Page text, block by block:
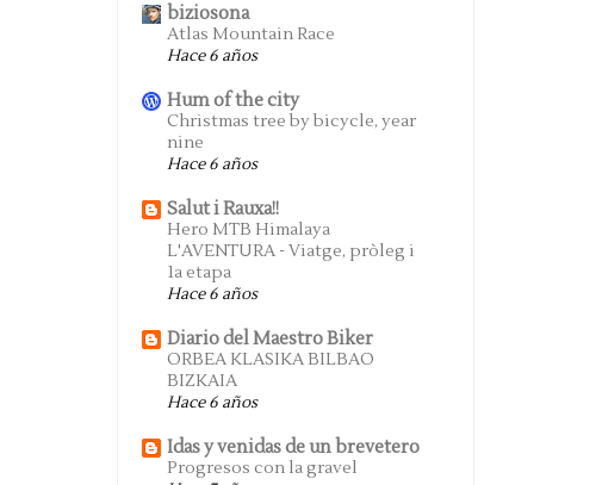
biziosona
Atlas Mountain Race
Hace 6 años
Hum of the city
Christmas tree by bicycle, year
nine
Hace 6 años
Salut i Rauxa!!
Hero MTB Himalaya
L'AVENTURA - Viatge, pròleg i
1a etapa
Hace 6 años
Diario del Maestro Biker
ORBEA KLASIKA BILBAO
BIZKAIA
Hace 6 años
Idas y venidas de un brevetero
Progresos con la gravel